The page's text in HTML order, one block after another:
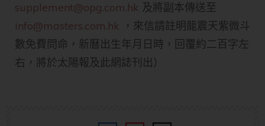
supplement@opg.com.hk 及將副本傳送至
info@masters.com.hk ，來信請註明龍震天紫微斗
數免費問命，新曆出生年月日時，回覆約二百字左
右，將於太陽報及此網誌刊出）